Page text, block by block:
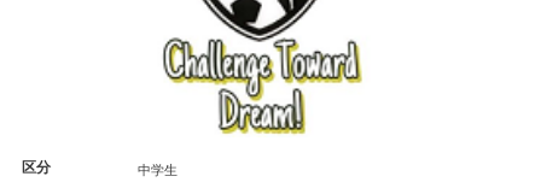
区分 中学生